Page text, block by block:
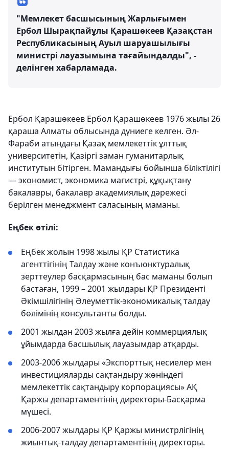
"Мемлекет басшысының Жарлығымен
Ербол Шырақпайұлы Қарашөкеев Қазақстан
Республикасының Ауыл шаруашылығы
министрі лауазымына тағайындалды", -
делінген хабарламада.
Ербол Қарашөкеев Ербол Қарашөкеев 1976 жылы 26
қараша Алматы облысында дүниеге келген. Әл-
Фараби атындағы Қазақ мемлекеттік ұлттық
университетін, Қазіргі заман гуманитарлық
институтын бітірген. Мамандығы бойынша біліктілігі
— экономист, экономика магистрі, құқықтану
бакалавры, бакалавр академиялық дәрежесі
берілген менеджмент саласының маманы.
Еңбек өтілі:
Еңбек жолын 1998 жылы ҚР Статистика
агенттігінің Талдау және конъюнктуралық
зерттеулер басқармасының бас маманы болып
бастаған, 1999 – 2001 жылдары ҚР Президенті
Әкімшілігінің Әлеуметтік-экономикалық талдау
бөлімінің консультанты болды.
2001 жылдан 2003 жылға дейін коммерциялық
ұйымдарда басшылық лауазымдар атқарды.
2003-2006 жылдары «Экспорттық несиелер мен
инвестицияларды сақтандыру жөніндегі
мемлекеттік сақтандыру корпорациясы» АҚ
Қаржы департаментінің директоры-Басқарма
мүшесі.
2006-2007 жылдары ҚР Қаржы министрлігінің
жиынтық-талдау департаментінің директоры.